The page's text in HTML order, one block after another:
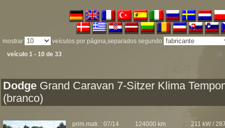
mostrar
veículos por página,separados segundo
veículo 1 - 10 de 33
Dodge Grand Caravan 7-Sitzer Klima
(branco)
prim.matr. : 07/14 124000 km 211 kW /